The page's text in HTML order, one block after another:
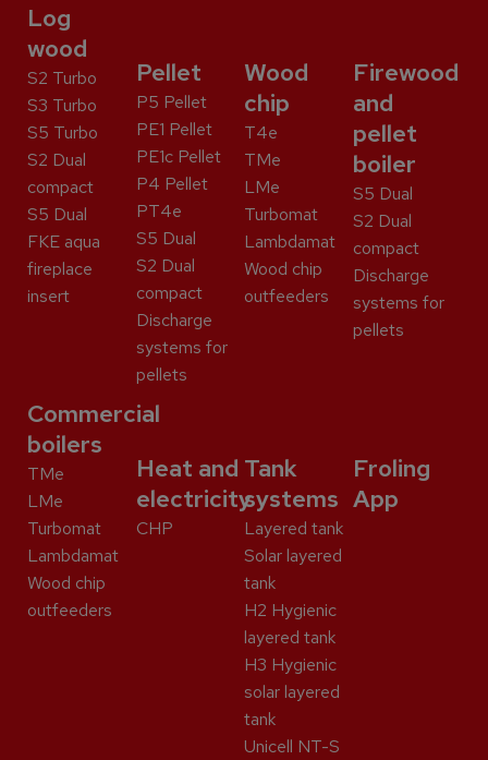
Log
wood
S2 Turbo
S3 Turbo
S5 Turbo
S2 Dual
compact
S5 Dual
FKE aqua
fireplace
insert
Pellet
P5 Pellet
PE1 Pellet
PE1c Pellet
P4 Pellet
PT4e
S5 Dual
S2 Dual
compact
Discharge
systems for
pellets
Wood
chip
T4e
TMe
LMe
Turbomat
Lambdamat
Wood chip
outfeeders
Firewood
and
pellet
boiler
S5 Dual
S2 Dual
compact
Discharge
systems for
pellets
Commercial
boilers
TMe
LMe
Turbomat
Lambdamat
Wood chip
outfeeders
Heat and
electricity
CHP
Tank
systems
Layered tank
Solar layered
tank
H2 Hygienic
layered tank
H3 Hygienic
solar layered
tank
Unicell NT-S
Froling
App